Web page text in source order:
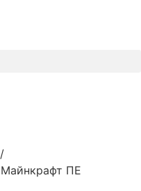
/
ПЕ